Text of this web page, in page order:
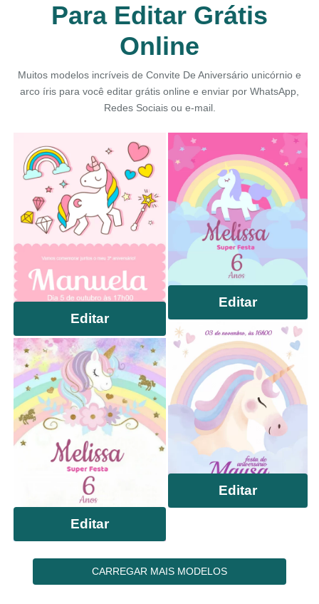
Para Editar Grátis
Online
Muitos modelos incríveis de Convite De Aniversário unicórnio e
arco íris para você editar grátis online e enviar por WhatsApp,
Redes Sociais ou e-mail.
Editar
Editar
Editar
Editar
CARREGAR MAIS MODELOS